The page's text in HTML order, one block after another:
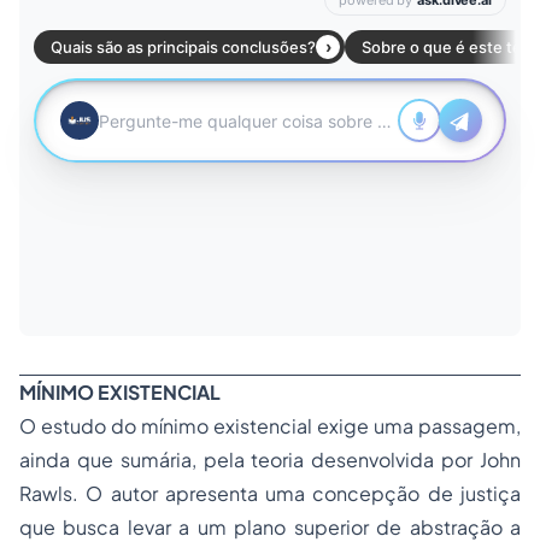
MÍNIMO EXISTENCIAL
O estudo do mínimo existencial exige uma passagem,
ainda que sumária, pela teoria desenvolvida por John
Rawls. O autor apresenta uma concepção de justiça
que busca levar a um plano superior de abstração a